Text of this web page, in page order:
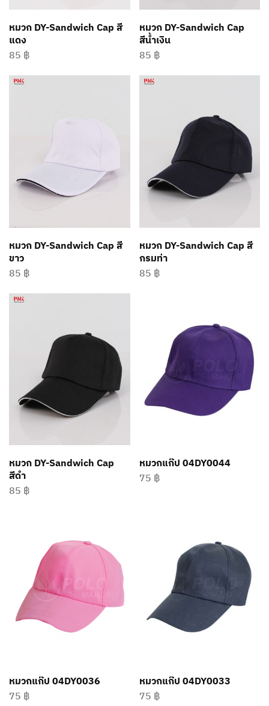
หมวก DY-Sandwich Cap สี
แดง
85 ฿
หมวก DY-Sandwich Cap
สีน้ำเงิน
85 ฿
หมวก DY-Sandwich Cap สี
ขาว
85 ฿
หมวก DY-Sandwich Cap สี
กรมท่า
85 ฿
หมวก DY-Sandwich Cap
สีดำ
85 ฿
หมวกแก๊ป 04DY0044
75 ฿
หมวกแก๊ป 04DY0036
75 ฿
หมวกแก๊ป 04DY0033
75 ฿